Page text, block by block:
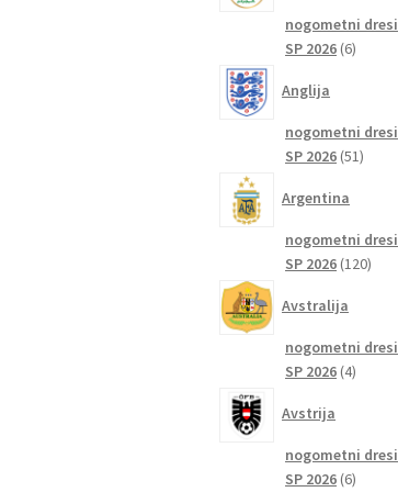
nogometni dresi
SP 2026 66
Anglija
nogometni dresi
SP 2026 5151
Argentina
nogometni dresi
SP 2026 120120
Avstralija
nogometni dresi
SP 2026 44
Avstrija
nogometni dresi
SP 2026 66